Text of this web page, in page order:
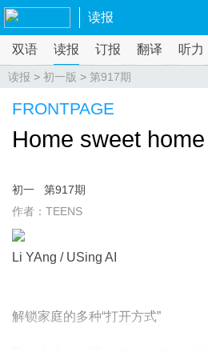
读报
双语 读报 订报 翻译 听力
读报 > 初一版 > 第917期
FRONTPAGE
Home sweet home
初一
第917期
作者：TEENS
Li YAng / USing AI
解锁家庭的多种“打开方式”